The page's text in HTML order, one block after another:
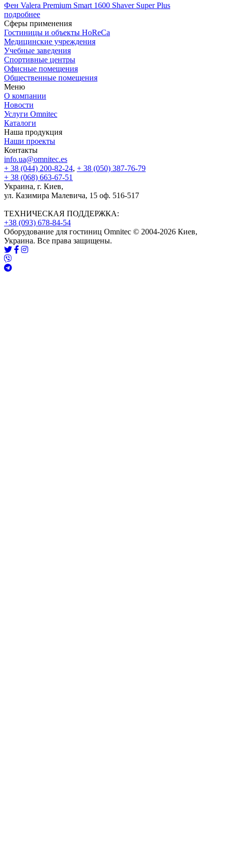
Фен Valera Premium Smart 1600 Shaver Super Plus
подробнее
Сферы применения
Гостиницы и объекты HoReCa
Медицинские учреждения
Учебные заведения
Спортивные центры
Офисные помещения
Общественные помещения
Меню
О компании
Новости
Услуги Omnitec
Каталоги
Наша продукция
Наши проекты
Контакты
info.ua@omnitec.es
+ 38 (044) 200-82-24, + 38 (050) 387-76-79
+ 38 (068) 663-67-51
Украина, г. Киев,
ул. Казимира Малевича, 15 оф. 516-517
ТЕХНИЧЕСКАЯ ПОДДЕРЖКА:
+38 (093) 678-84-54
Оборудование для гостиниц Omnitec © 2004-2026 Киев,
Украина. Все права защищены.